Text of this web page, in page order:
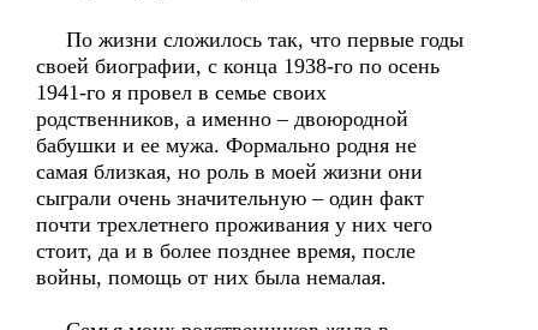
По жизни сложилось так, что первые годы
своей биографии, с конца 1938-го по осень
1941-го я провел в семье своих
родственников, а именно – двоюродной
бабушки и ее мужа. Формально родня не
самая близкая, но роль в моей жизни они
сыграли очень значительную – один факт
почти трехлетнего проживания у них чего
стоит, да и в более позднее время, после
войны, помощь от них была немалая.